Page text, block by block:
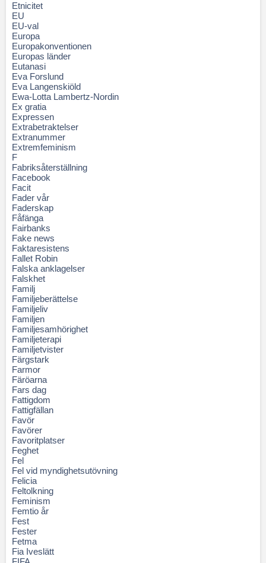
Etnicitet
EU
EU-val
Europa
Europakonventionen
Europas länder
Eutanasi
Eva Forslund
Eva Langenskiöld
Ewa-Lotta Lambertz-Nordin
Ex gratia
Expressen
Extrabetraktelser
Extranummer
Extremfeminism
F
Fabriksåterställning
Facebook
Facit
Fader vår
Faderskap
Fåfänga
Fairbanks
Fake news
Faktaresistens
Fallet Robin
Falska anklagelser
Falskhet
Familj
Familjeberättelse
Familjeliv
Familjen
Familjesamhörighet
Familjeterapi
Familjetvister
Färgstark
Farmor
Färöarna
Fars dag
Fattigdom
Fattigfällan
Favör
Favörer
Favoritplatser
Feghet
Fel
Fel vid myndighetsutövning
Felicia
Feltolkning
Feminism
Femtio år
Fest
Fester
Fetma
Fia Iveslätt